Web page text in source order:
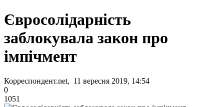
Євросолідарність
заблокувала закон про
імпічмент
Корреспондент.net, 11 вересня 2019, 14:54
0
1051